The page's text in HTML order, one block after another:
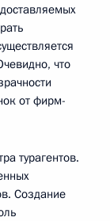
что
от фирм-
турагентов.
Создание